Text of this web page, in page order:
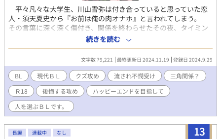
平々凡々な大学生、川山雪弥は付き合っていると思っていた恋
人・須天夏史から『お前は俺の肉オナホ』と言われてしまう。
その言葉に深く深く傷付き、関係を終わらせたその夜、タイミン
グ悪く腹痛に倒れて入院。二週間の療養を経て退院後はボロアパ
ートから、かつての級友(現イケメン)上白垣秋麿とのちょっと普
通でない同居生活をスタートさせる。 そして夏休みを終え、未
だ断ち切りがたい恋心に無理矢理蓋をして過ごしていた雪弥だ
が、今度は何故か関係を終わらせた筈の夏史が寄ってくるように
なってに……。 今更付き合いたいなんてきっとまた僕を玩具に
して仲間内で笑いものにしたいんだろう。何を言っても信じない
受ＶＳ遅れて恋心に気付いてこれからは心を入れ替えて大事にす
るから信じてほしいのに酷い事をしすぎて、なりふり構わず求愛
す。
続きを読む
文字数 79,221 最終更新日 2024.11.19 登録日 2024.9.29
BL 現代ＢＬ クズ攻め 流され不憫受け
三角関係？
Ｒ18
後悔する攻め
ハッピーエンドを目指して
人を選ぶＢＬです。
13
長編 連載中 なし